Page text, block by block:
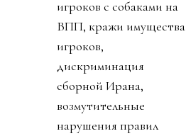
игроков с собаками на
ВПП, кражи имущества
игроков,
дискриминация
сборной Ирана,
возмутительные
нарушения правил